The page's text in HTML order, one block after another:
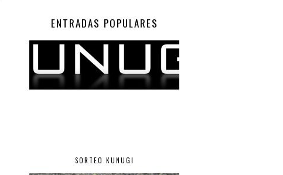
ENTRADAS POPULARES
SORTEO KUNUGI